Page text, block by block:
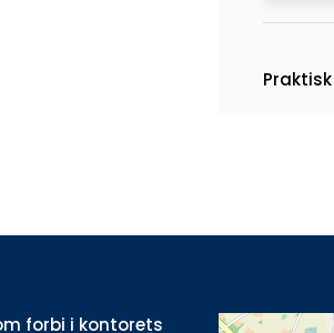
forbi i kontorets